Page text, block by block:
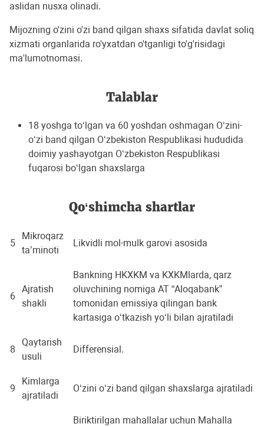
aslidan nusxa olinadi.
Mijozning o'zini o'zi band qilgan shaxs sifatida davlat soliq
xizmati organlarida ro'yxatdan o'tganligi to'g'risidagi
ma'lumotnomasi.
Talablar
18 yoshga to‘lgan va 60 yoshdan oshmagan O‘zini-
o‘zi band qilgan O‘zbekiston Respublikasi hududida
doimiy yashayotgan O‘zbekiston Respublikasi
fuqarosi bo‘lgan shaxslarga
Qo‘shimcha shartlar
5
Mikroqarz
ta’minoti
Likvidli mol-mulk garovi asosida
6
Ajratish
shakli
Bankning HKXKM va KXKMlarda, qarz
oluvchining nomiga AT “Aloqabank”
tomonidan emissiya qilingan bank
kartasiga o‘tkazish yo‘li bilan ajratiladi
8
Qaytarish
usuli
Differensial.
9
Kimlarga
ajratiladi
O‘zini o‘zi band qilgan shaxslarga ajratiladi
Biriktirilgan mahallalar uchun Mahalla